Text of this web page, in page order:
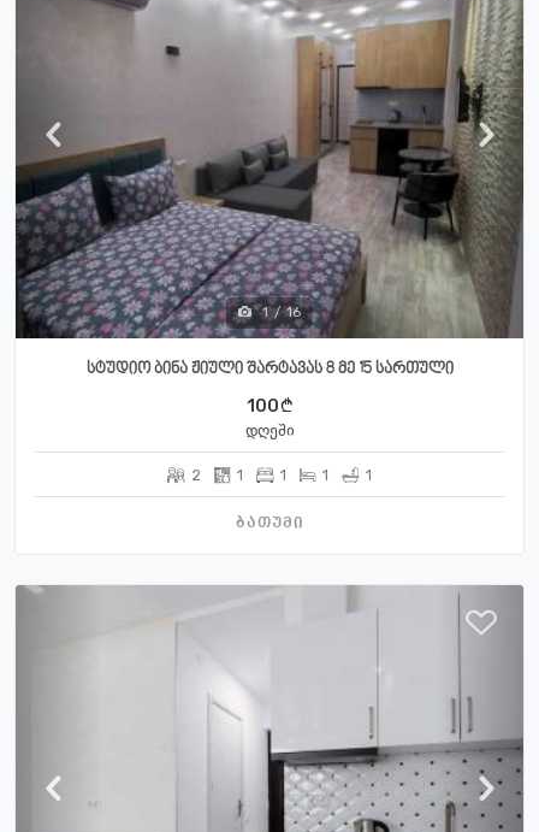
1 / 16
სტუდიო ბინა ჟიული შარტავას 8 მე 15 სართული
100
დღეში
2 1 1 1 1
ბათუმი